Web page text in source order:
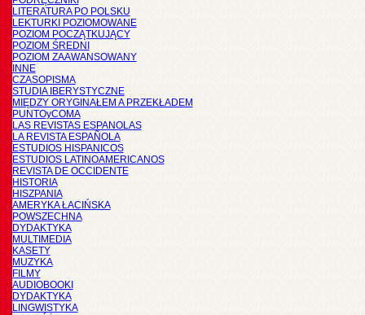
LITERATURA PO POLSKU
LEKTURKI POZIOMOWANE
POZIOM POCZĄTKUJĄCY
POZIOM ŚREDNI
POZIOM ZAAWANSOWANY
INNE
CZASOPISMA
STUDIA IBERYSTYCZNE
MIĘDZY ORYGINAŁEM A PRZEKŁADEM
PUNTOyCOMA
LAS REVISTAS ESPANOLAS
LA REVISTA ESPAÑOLA
ESTUDIOS HISPANICOS
ESTUDIOS LATINOAMERICANOS
REVISTA DE OCCIDENTE
HISTORIA
HISZPANIA
AMERYKA ŁACIŃSKA
POWSZECHNA
DYDAKTYKA
MULTIMEDIA
KASETY
MUZYKA
FILMY
AUDIOBOOKI
DYDAKTYKA
LINGWISTYKA